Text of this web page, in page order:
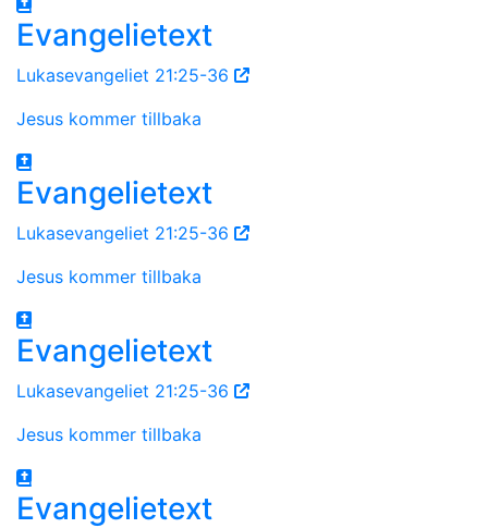
Evangelietext
Lukasevangeliet 21:25-36
Jesus kommer tillbaka
Evangelietext
Lukasevangeliet 21:25-36
Jesus kommer tillbaka
Evangelietext
Lukasevangeliet 21:25-36
Jesus kommer tillbaka
Evangelietext